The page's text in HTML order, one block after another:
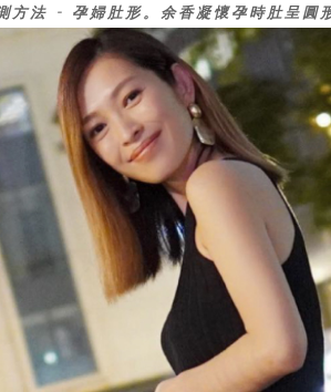
方法 - 孕婦肚形。余香凝懷孕時肚呈圓